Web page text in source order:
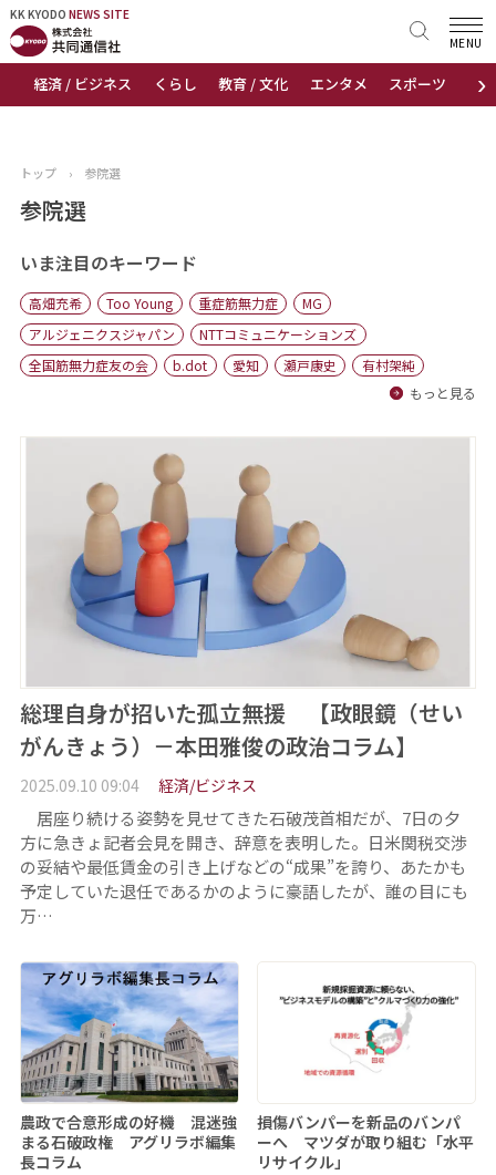
KK KYODO NEWS SITE
›
経済 / ビジネス くらし 教育 / 文化 エンタメ スポーツ 地域
MENU
KK KYODONEWS SITE
トップページ
ニュース
おすすめコンテンツ
出版物
会社概要
トップ › 参院選
参院選
いま注目のキーワード
高畑充希 Too Young 重症筋無力症
MG
アルジェニクスジャパン
NTTコミュニケーションズ
全国筋無力症友の会
b.dot 愛知 瀬戸康史
有村架純
もっと見る
総理自身が招いた孤立無援 【政眼鏡（せい
がんきょう）－本田雅俊の政治コラム】
2025.09.10 09:04 経済/ビジネス
居座り続ける姿勢を見せてきた石破茂首相だが、7日の夕
方に急きょ記者会見を開き、辞意を表明した。日米関税交渉
の妥結や最低賃金の引き上げなどの“成果”を誇り、あたかも
予定していた退任であるかのように豪語したが、誰の目にも
万…
農政で合意形成の好機 混迷強
まる石破政権 アグリラボ編集
長コラム
損傷バンパーを新品のバンパ
ーへ マツダが取り組む「水平
リサイクル」